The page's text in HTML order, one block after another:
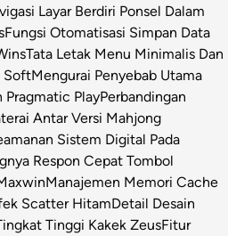
Layar Berdiri Ponsel Dalam
Fungsi Otomatisasi Simpan Data
Tata Letak Menu Minimalis Dan
SoftMengurai Penyebab Utama
Pragmatic PlayPerbandingan
Antar Versi Mahjong
Sistem Digital Pada
Respon Cepat Tombol
Manajemen Memori Cache
Scatter HitamDetail Desain
Tinggi Kakek ZeusFitur